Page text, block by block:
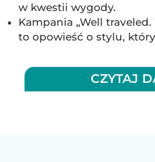
w kwestii wygody.
Kampania „Well traveled.
to opowieść o stylu,
CZYTAJ